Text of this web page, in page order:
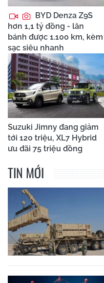
BYD Denza Z9S
hơn 1,1 tỷ đồng - lăn
bánh được 1.100 km, kèm
sạc siêu nhanh
Suzuki Jimny đang giảm
tới 120 triệu, XL7 Hybrid
ưu đãi 75 triệu đồng
TIN MỚI